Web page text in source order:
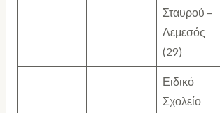
Σταυρού –
Λεμεσός
(29)
Ειδικό
Σχολείο